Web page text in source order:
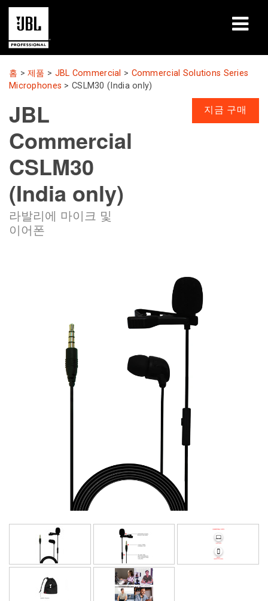
제품
학습 세션
소개
구매처 및 연결 방법
홈 >제품 > JBL Commercial > Commercial Solutions Series
Microphones >CSLM30 (India only)
JBL
Commercial
CSLM30
(India only)
라발리에 마이크 및
이어폰
지금 구매